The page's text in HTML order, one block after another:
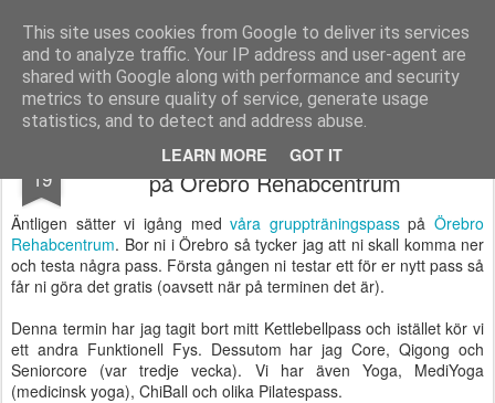
This site uses cookies from Google to deliver its services
and to analyze traffic. Your IP address and user-agent are
shared with Google along with performance and security
metrics to ensure quality of service, generate usage
statistics, and to detect and address abuse.
LEARN MORE GOT IT
Functional Fitness by Mattias - Träningsinspiration & träningsfilmer
Pages
19
Denna vecka börjar gruppträningspassen
på Örebro Rehabcentrum
Äntligen sätter vi igång medvåra gruppträningspasspå Örebro
Rehabcentrum. Bor ni i Örebro så tycker jag att ni skall komma ner
och testa några pass. Första gången ni testar ett för er nytt pass så
får ni göra det gratis (oavsett när på terminen det är).
Denna termin har jag tagit bort mitt Kettlebellpass och istället kör vi
ett andra Funktionell Fys. Dessutom har jag Core, Qigong och
Seniorcore (var tredje vecka). Vi har även Yoga, MediYoga
(medicinsk yoga), ChiBall och olika Pilatespass.